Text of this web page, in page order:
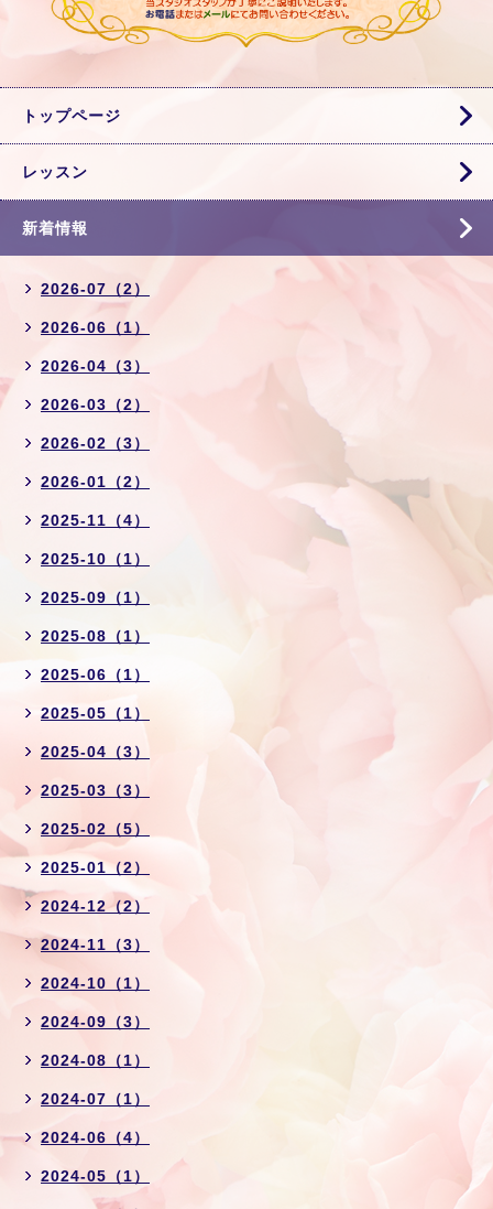
トップページ
レッスン
新着情報
2026-07（2）
2026-06（1）
2026-04（3）
2026-03（2）
2026-02（3）
2026-01（2）
2025-11（4）
2025-10（1）
2025-09（1）
2025-08（1）
2025-06（1）
2025-05（1）
2025-04（3）
2025-03（3）
2025-02（5）
2025-01（2）
2024-12（2）
2024-11（3）
2024-10（1）
2024-09（3）
2024-08（1）
2024-07（1）
2024-06（4）
2024-05（1）